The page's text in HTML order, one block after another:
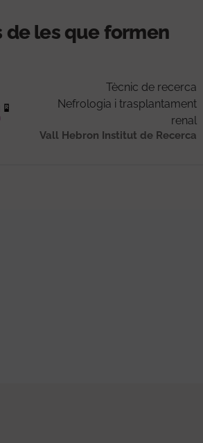
de les que formen
Tècnic de recerca
Nefrologia i trasplantament
renal
Vall Hebron Institut de Recerca